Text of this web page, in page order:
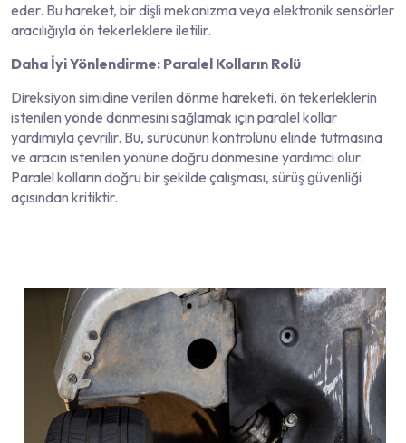
eder. Bu hareket, bir dişli mekanizma veya elektronik sensörler
aracılığıyla ön tekerleklere iletilir.
Daha İyi Yönlendirme: Paralel Kolların Rolü
Direksiyon simidine verilen dönme hareketi, ön tekerleklerin
istenilen yönde dönmesini sağlamak için paralel kollar
yardımıyla çevrilir. Bu, sürücünün kontrolünü elinde tutmasına
ve aracın istenilen yönüne doğru dönmesine yardımcı olur.
Paralel kolların doğru bir şekilde çalışması, sürüş güvenliği
açısından kritiktir.